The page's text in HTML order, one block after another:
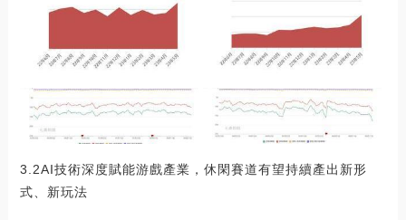
3.2AI技術深度賦能游戲產業，休閑賽道有望持續產出新形
式、新玩法